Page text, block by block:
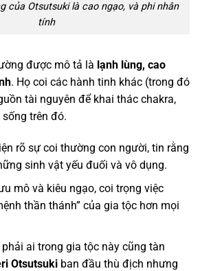
của Otsutsuki là cao ngạo, và phi nhân
tính
được mô tả là lạnh lùng, cao
. Họ coi các hành tinh khác (trong đó
tài nguyên để khai thác chakra,
trên đó.
rõ sự coi thường con người, tin rằng
sinh vật yếu đuối và vô dụng.
mô và kiêu ngạo, coi trọng việc
thần thánh” của gia tộc hơn mọi
ai trong gia tộc này cũng tàn
Otsutsukiban đầu thù địch nhưng